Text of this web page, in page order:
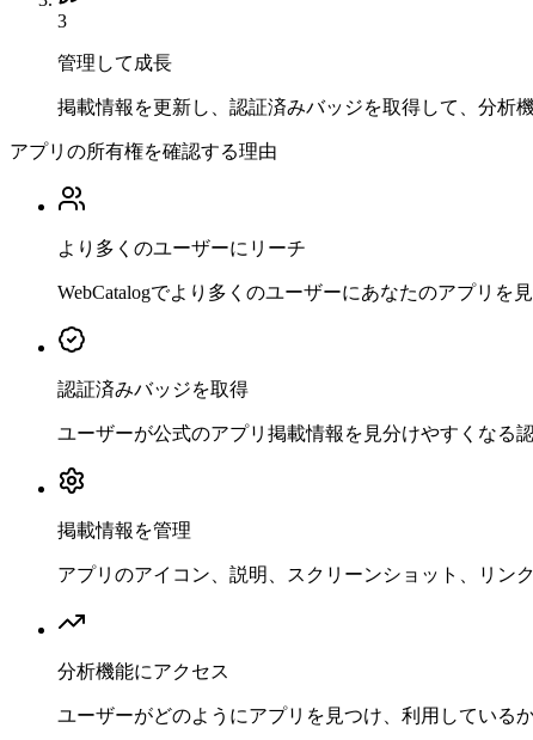
3
管理して成長
掲載情報を更新し、認証済みバッジを取得して、分析
アプリの所有権を確認する理由
より多くのユーザーにリーチ
WebCatalogでより多くのユーザーにあなたのアプリを
認証済みバッジを取得
ユーザーが公式のアプリ掲載情報を見分けやすくなる
掲載情報を管理
アプリのアイコン、説明、スクリーンショット、リン
分析機能にアクセス
ユーザーがどのようにアプリを見つけ、利用している